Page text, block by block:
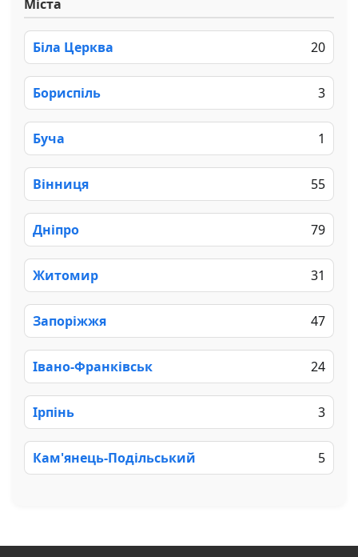
Міста
Біла Церква 20
Бориспіль 3
Буча 1
Вінниця 55
Дніпро 79
Житомир 31
Запоріжжя 47
Івано-Франківськ 24
Ірпінь 3
Кам'янець-Подільський 5